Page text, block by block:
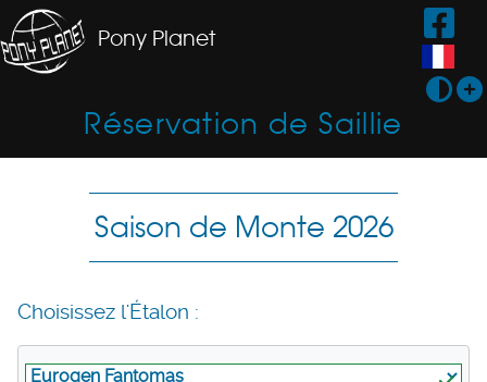
Pony Planet
Réservation de Saillie
Saison de Monte 2026
Choisissez l'Étalon :